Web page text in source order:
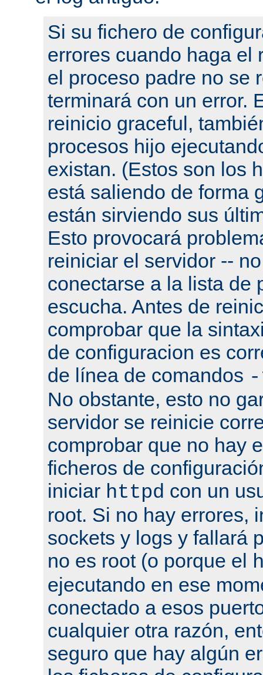
Si su fichero de
errores cuando haga el
el proceso padre no se
terminará con un error.
reinicio graceful,
procesos hijo
existan. (Estos son los
está saliendo de forma
están sirviendo sus
Esto provocará
reiniciar el servidor --
conectarse a la lista de
escucha. Antes de
comprobar que la
de configuracion es
de línea de comandos
No obstante, esto no
servidor se reinicie
comprobar que no hay
ficheros de
iniciar httpd con un
root. Si no hay errores,
sockets y logs y fallará
no es root (o porque el
ejecutando en ese
conectado a esos
cualquier otra razón,
seguro que hay algún